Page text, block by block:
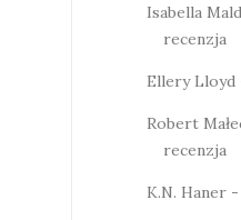
Isabella
recenzja
Ellery
Robert
recenzja
K.N. Haner